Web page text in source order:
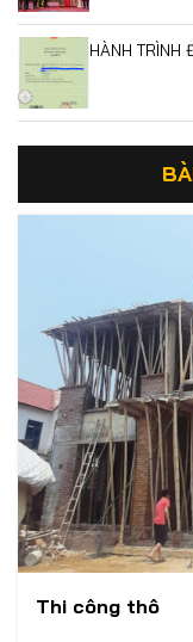
HÀNH TRÌNH
Thi công thô